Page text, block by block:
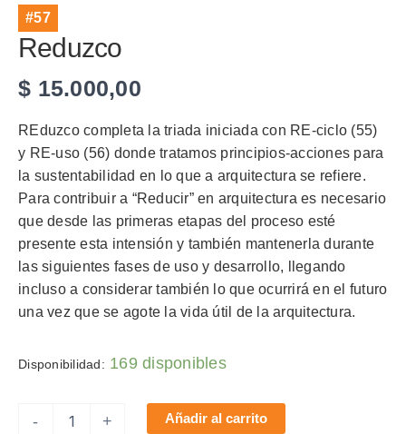
#57
Reduzco
$ 15.000,00
REduzco completa la triada iniciada con RE-ciclo (55)
y RE-uso (56) donde tratamos principios-acciones para
la sustentabilidad en lo que a arquitectura se refiere.
Para contribuir a “Reducir” en arquitectura es necesario
que desde las primeras etapas del proceso esté
presente esta intensión y también mantenerla durante
las siguientes fases de uso y desarrollo, llegando
incluso a considerar también lo que ocurrirá en el futuro
una vez que se agote la vida útil de la arquitectura.
Disponibilidad: 169 disponibles
- + Añadir al carrito